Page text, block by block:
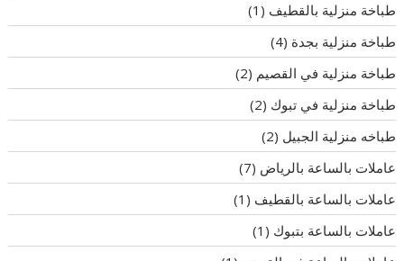
طباخة منزلية بالقطيف (1)
طباخة منزلية بجدة (4)
طباخة منزلية في القصيم (2)
طباخة منزلية في تبوك (2)
طباخه منزلية الجبيل (2)
عاملات بالساعة بالرياض (7)
عاملات بالساعة بالقطيف (1)
عاملات بالساعة بتبوك (1)